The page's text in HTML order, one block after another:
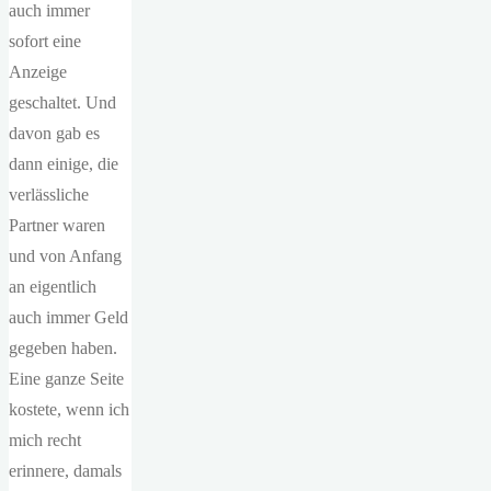
auch immer
sofort eine
Anzeige
geschaltet. Und
davon gab es
dann einige, die
verlässliche
Partner waren
und von Anfang
an eigentlich
auch immer Geld
gegeben haben.
Eine ganze Seite
kostete, wenn ich
mich recht
erinnere, damals